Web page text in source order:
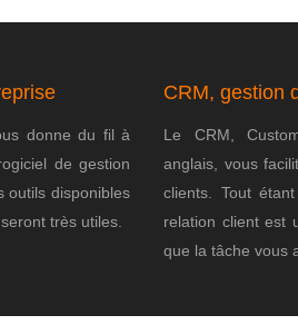
donne du fil à
de gestion
outils disponibles
très utiles.
CRM, gestion
Le CRM,
anglais, vous
clients. Tout
relation client est
que la tâche vous